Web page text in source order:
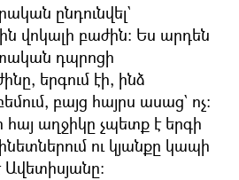
ընդունվել`
վոկալի բաժին։ Ես արդեն
դպրոցի
երգում էի, ինձ
բայց հայրս ասաց` ոչ։
աղջիկը չպետք է երգի
ու կյանքը կապի